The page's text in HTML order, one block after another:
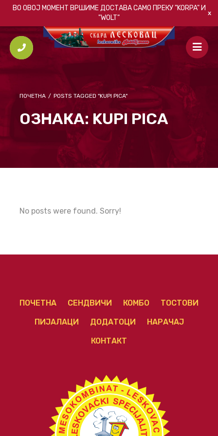
ВО ОВОЈ МОМЕНТ ВРШИМЕ ДОСТАВА САМО ПРЕКУ"KORPA"И
"WOLT"
ПОЧЕТНА / POSTS TAGGED "KUPI PICA"
ОЗНАКА: KUPI PICA
No posts were found. Sorry!
ПОЧЕТНА СЕНДВИЧИ КОМБО ТОСТОВИ
ПИЈАЛАЦИ ДОДАТОЦИ НАРАЧАЈ
КОНТАКТ